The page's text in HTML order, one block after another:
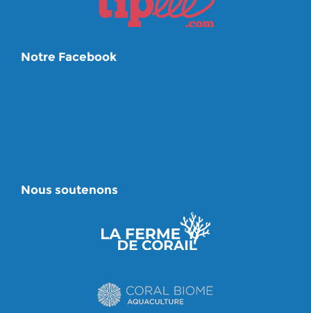
Notre Facebook
Nous soutenons